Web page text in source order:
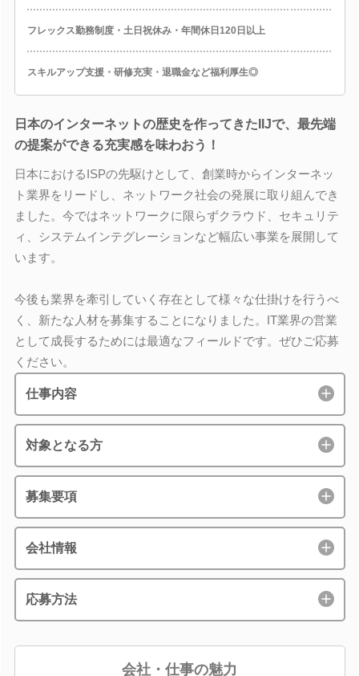
フレックス勤務制度・土日祝休み・年間休日120日以上
スキルアップ支援・研修充実・退職金など福利厚生◎
日本のインターネットの歴史を作ってきたIIJで、最先端
の提案ができる充実感を味わおう！
日本におけるISPの先駆けとして、創業時からインターネッ
ト業界をリードし、ネットワーク社会の発展に取り組んでき
ました。今ではネットワークに限らずクラウド、セキュリテ
ィ、システムインテグレーションなど幅広い事業を展開して
います。
今後も業界を牽引していく存在として様々な仕掛けを行うべ
く、新たな人材を募集することになりました。IT業界の営業
として成長するためには最適なフィールドです。ぜひご応募
ください。
仕事内容
対象となる方
募集要項
会社情報
応募方法
会社・仕事の魅力